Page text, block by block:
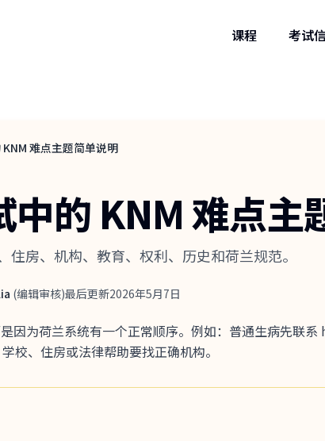
课程 考试
难点主题简单说明
的 KNM 难点主
房、机构、教育、权利、历史和荷兰规范。
(编辑审核)最后更新2026年5月7日
因为荷兰系统有一个正常顺序。例如：普通生病先联
校、住房或法律帮助要找正确机构。